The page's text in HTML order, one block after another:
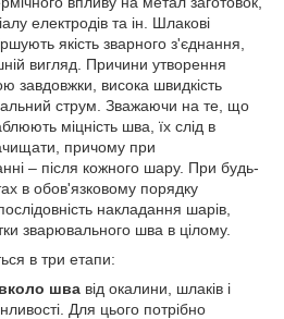
електродів та ін. Шлакові
якість зварного з'єднання,
вигляд. Причини утворення
завдовжки, висока швидкість
струм. Зважаючи на те, що
міцність шва, їх слід в
причому при
– після кожного шару. При будь-
в обов'язковому порядку
накладання шарів,
зварювального шва в цілому.
в три етапи:
шва від окалини, шлаків і
Для цього потрібно